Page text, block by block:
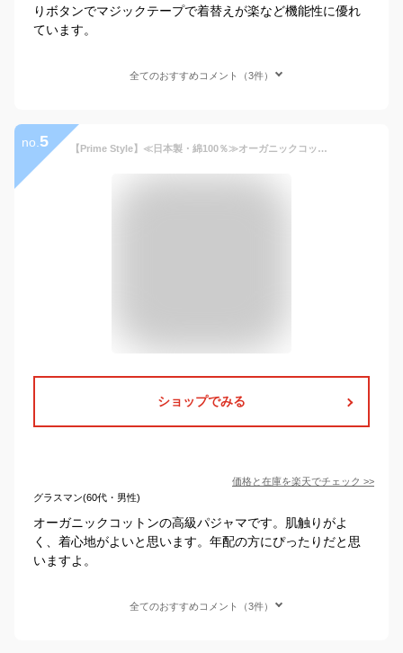
りボタンでマジックテープで着替えが楽など機能性に優れ
ています。
全てのおすすめコメント（3件）
no. 5 【Prime Style】≪日本製・綿100％≫オーガニックコットン パジャマ WガーゼJQ ドット柄 レディース メンズ 271600 571100 【primestyle01】
ショップでみる
価格と在庫を楽天でチェック >>
グラスマン(60代・男性)
オーガニックコットンの高級パジャマです。肌触りがよ
く、着心地がよいと思います。年配の方にぴったりだと思
いますよ。
全てのおすすめコメント（3件）